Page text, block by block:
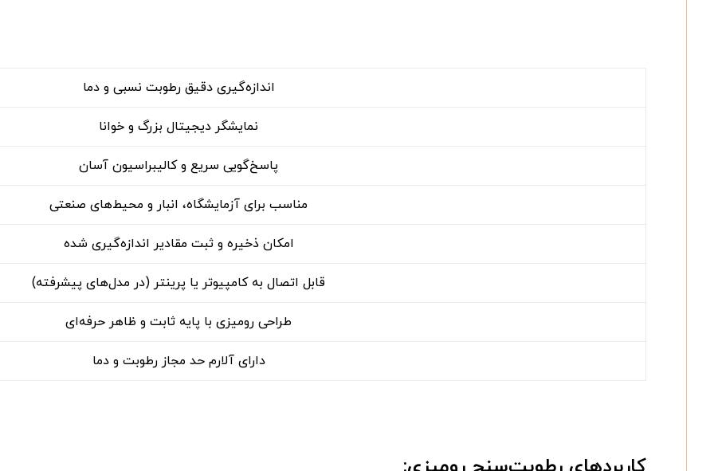
اندازه‌گیری دقیق رطوبت نسبی و دما
نمایشگر دیجیتال بزرگ و خوانا
پاسخ‌گویی سریع و کالیبراسیون آسان
مناسب برای آزمایشگاه، انبار و محیط‌های صنعتی
امکان ذخیره و ثبت مقادیر اندازه‌گیری شده
قابل اتصال به کامپیوتر یا پرینتر (در مدل‌های پیشرفته)
طراحی رومیزی با پایه ثابت و ظاهر حرفه‌ای
دارای آلارم حد مجاز رطوبت و دما